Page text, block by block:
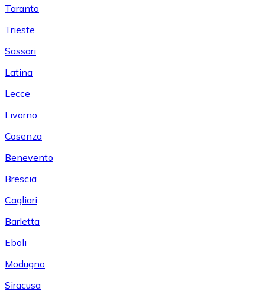
Taranto
Trieste
Sassari
Latina
Lecce
Livorno
Cosenza
Benevento
Brescia
Cagliari
Barletta
Eboli
Modugno
Siracusa